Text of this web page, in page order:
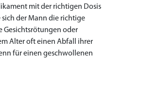
mit der richtigen Dosis
der Mann die richtige
Gesichtsrötungen oder
Alter oft einen Abfall ihrer
für einen geschwollenen